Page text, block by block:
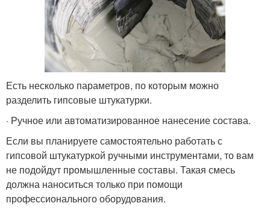
Есть несколько параметров, по которым можно
разделить гипсовые штукатурки.
· Ручное или автоматизированное нанесение состава.
Если вы планируете самостоятельно работать с
гипсовой штукатуркой ручными инструментами, то вам
не подойдут промышленные составы. Такая смесь
должна наноситься только при помощи
профессионального оборудования.